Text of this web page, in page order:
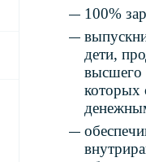
100%
дети,
высшего
которых